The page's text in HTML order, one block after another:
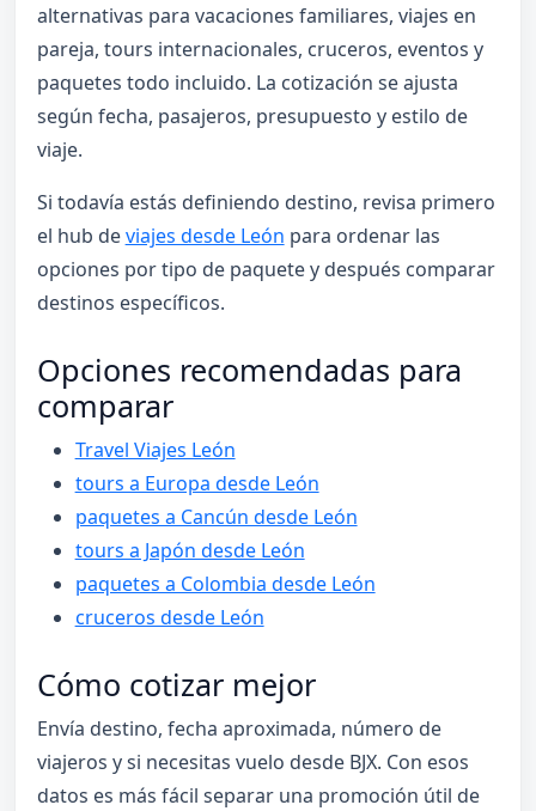
alternativas para vacaciones familiares, viajes en
pareja, tours internacionales, cruceros, eventos y
paquetes todo incluido. La cotización se ajusta
según fecha, pasajeros, presupuesto y estilo de
viaje.
Si todavía estás definiendo destino, revisa primero
el hub deviajes desde León para ordenar las
opciones por tipo de paquete y después comparar
destinos específicos.
Opciones recomendadas para
comparar
Travel Viajes León
tours a Europa desde León
paquetes a Cancún desde León
tours a Japón desde León
paquetes a Colombia desde León
cruceros desde León
Cómo cotizar mejor
Envía destino, fecha aproximada, número de
viajeros y si necesitas vuelo desde BJX. Con esos
datos es más fácil separar una promoción útil de